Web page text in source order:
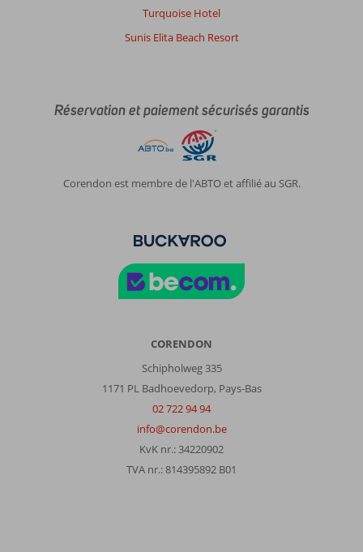
Turquoise Hotel
Sunis Elita Beach Resort
Réservation et paiement sécurisés garantis
Corendon est membre de l'ABTO et affilié au SGR.
CORENDON
Schipholweg 335
1171 PL Badhoevedorp, Pays-Bas
02 722 94 94
info@corendon.be
KvK nr.: 34220902
TVA nr.: 814395892 B01